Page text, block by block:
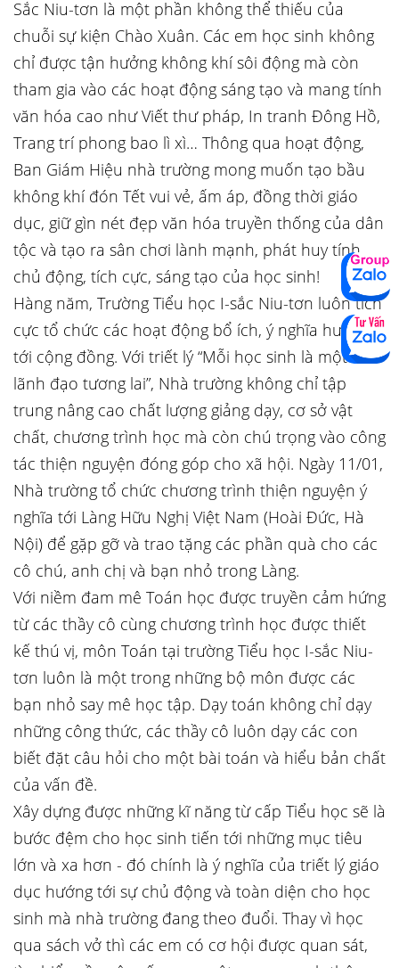
Sắc Niu-tơn là một phần không thể thiếu của
chuỗi sự kiện Chào Xuân. Các em học sinh không
chỉ được tận hưởng không khí sôi động mà còn
tham gia vào các hoạt động sáng tạo và mang tính
văn hóa cao như Viết thư pháp, In tranh Đông Hồ,
Trang trí phong bao lì xì… Thông qua hoạt động,
Ban Giám Hiệu nhà trường mong muốn tạo bầu
không khí đón Tết vui vẻ, ấm áp, đồng thời giáo
dục, giữ gìn nét đẹp văn hóa truyền thống của dân
tộc và tạo ra sân chơi lành mạnh, phát huy tính
chủ động, tích cực, sáng tạo của học sinh!
Hàng năm, Trường Tiểu học I-sắc Niu-tơn luôn tích
cực tổ chức các hoạt động bổ ích, ý nghĩa hướng
tới cộng đồng. Với triết lý “Mỗi học sinh là một nhà
lãnh đạo tương lai”, Nhà trường không chỉ tập
trung nâng cao chất lượng giảng dạy, cơ sở vật
chất, chương trình học mà còn chú trọng vào công
tác thiện nguyện đóng góp cho xã hội. Ngày 11/01,
Nhà trường tổ chức chương trình thiện nguyện ý
nghĩa tới Làng Hữu Nghị Việt Nam (Hoài Đức, Hà
Nội) để gặp gỡ và trao tặng các phần quà cho các
cô chú, anh chị và bạn nhỏ trong Làng.
Với niềm đam mê Toán học được truyền cảm hứng
từ các thầy cô cùng chương trình học được thiết
kế thú vị, môn Toán tại trường Tiểu học I-sắc Niu-
tơn luôn là một trong những bộ môn được các
bạn nhỏ say mê học tập. Dạy toán không chỉ dạy
những công thức, các thầy cô luôn dạy các con
biết đặt câu hỏi cho một bài toán và hiểu bản chất
của vấn đề.
Xây dựng được những kĩ năng từ cấp Tiểu học sẽ là
bước đệm cho học sinh tiến tới những mục tiêu
lớn và xa hơn - đó chính là ý nghĩa của triết lý giáo
dục hướng tới sự chủ động và toàn diện cho học
sinh mà nhà trường đang theo đuổi. Thay vì học
qua sách vở thì các em có cơ hội được quan sát,